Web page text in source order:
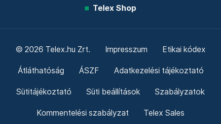
Telex Shop
© 2026 Telex.hu Zrt. Impresszum Etikai kódex
Átláthatóság ÁSZF Adatkezelési tájékoztató
Sütitájékoztató Süti beállítások Szabályzatok
Kommentelési szabályzat Telex Sales